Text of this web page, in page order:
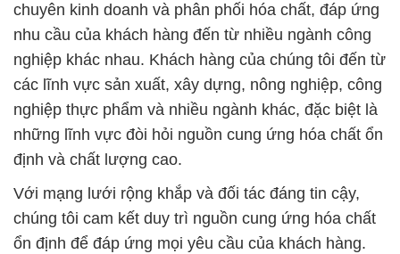
chuyên kinh doanh và phân phối hóa chất, đáp ứng
nhu cầu của khách hàng đến từ nhiều ngành công
nghiệp khác nhau. Khách hàng của chúng tôi đến từ
các lĩnh vực sản xuất, xây dựng, nông nghiệp, công
nghiệp thực phẩm và nhiều ngành khác, đặc biệt là
những lĩnh vực đòi hỏi nguồn cung ứng hóa chất ổn
định và chất lượng cao.
Với mạng lưới rộng khắp và đối tác đáng tin cậy,
chúng tôi cam kết duy trì nguồn cung ứng hóa chất
ổn định để đáp ứng mọi yêu cầu của khách hàng.